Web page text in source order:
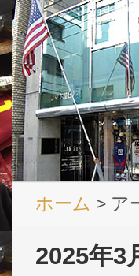
ホーム > ア
2025年3